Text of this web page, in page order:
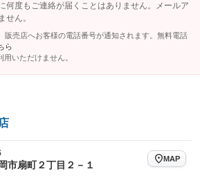
何度もご連絡が届くことはありません。メールア
せん。
売店へお客様の電話番号が通知されます。無料電話
ら
いただけません。
市扇町２丁目２－１
MAP